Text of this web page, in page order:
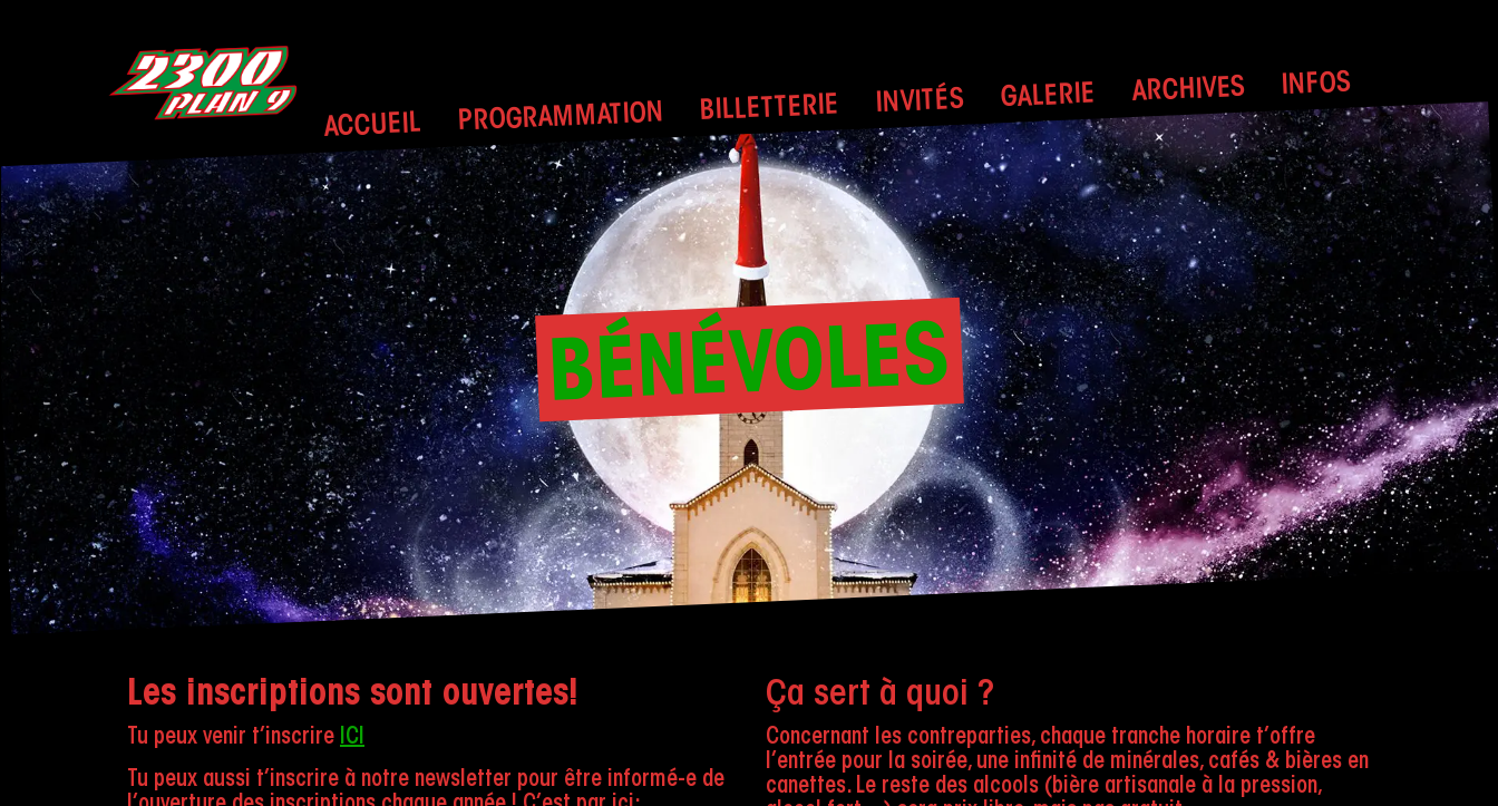
ACCUEIL PROGRAMMATION BILLETTERIE INVITÉS GALERIE ARCHIVES INFOS
BÉNÉVOLES
Les inscriptions sont ouvertes!
Tu peux venir t’inscrire ICI
Tu peux aussi t’inscrire à notre newsletter pour être informé-e de
Ça sert à quoi ?
Concernant les contreparties, chaque tranche horaire t’offre
l’entrée pour la soirée, une infinité de minérales, cafés & bières en
canettes. Le reste des alcools (bière artisanale à la pression,